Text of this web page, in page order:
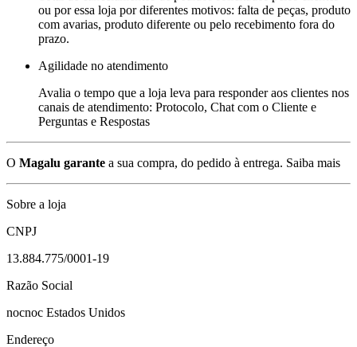
ou por essa loja por diferentes motivos: falta de peças, produto
com avarias, produto diferente ou pelo recebimento fora do
prazo.
Agilidade no atendimento
Avalia o tempo que a loja leva para responder aos clientes nos
canais de atendimento: Protocolo, Chat com o Cliente e
Perguntas e Respostas
O Magalu garante a sua compra, do pedido à entrega. Saiba mais
Sobre a loja
CNPJ
13.884.775/0001-19
Razão Social
nocnoc Estados Unidos
Endereço